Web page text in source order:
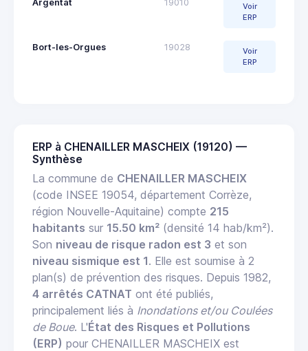
Argentat 19010
Voir
ERP
Bort-les-Orgues 19028
Voir
ERP
ERP à CHENAILLER MASCHEIX (19120) —
Synthèse
La commune de CHENAILLER MASCHEIX
(code INSEE 19054, département Corrèze,
région Nouvelle-Aquitaine) compte 215
habitants sur 15.50 km² (densité 14 hab/km²).
Son niveau de risque radon est 3 et son
niveau sismique est 1. Elle est soumise à 2
plan(s) de prévention des risques. Depuis 1982,
4 arrêtés CATNAT ont été publiés,
principalement liés à Inondations et/ou Coulées
de Boue. L'État des Risques et Pollutions
(ERP) pour CHENAILLER MASCHEIX est